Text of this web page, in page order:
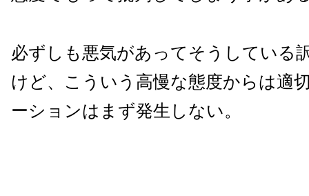
必ずしも悪気があってそうしている
けど、こういう高慢な態度からは適
ーションはまず発生しない。